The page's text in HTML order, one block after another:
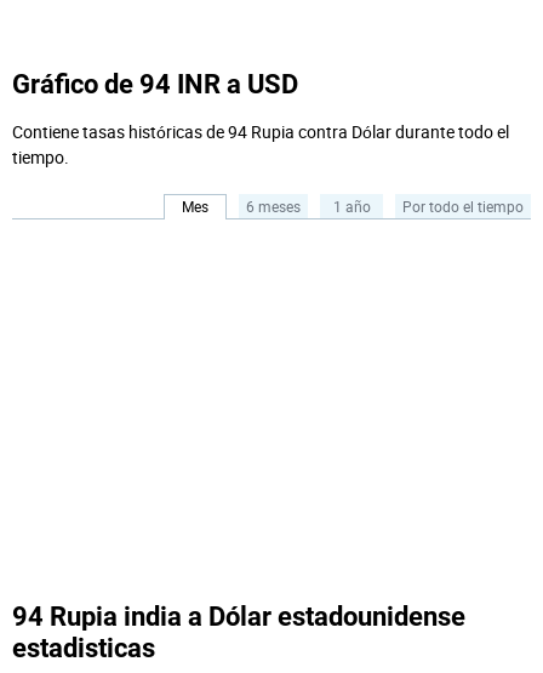
Gráfico de 94 INR a USD
Contiene tasas históricas de 94 Rupia contra Dólar durante todo el
tiempo.
Mes 6 meses 1 año Por todo el tiempo
94 Rupia india a Dólar estadounidense
estadisticas